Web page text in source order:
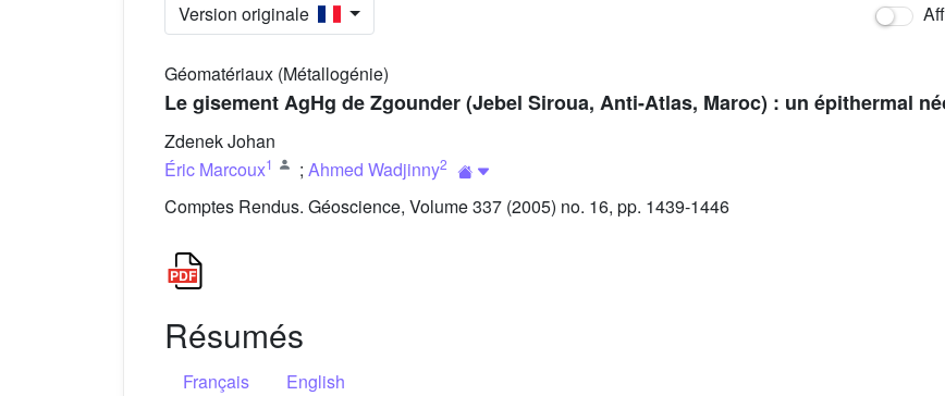
Version originale
Géomatériaux (Métallogénie)
Le gisement AgHg de Zgounder (Jebel Siroua, Anti-Atlas, Maroc) : un épithermal
Zdenek Johan
Éric Marcoux1 ; Ahmed Wadjinny2
Comptes Rendus. Géoscience, Volume 337 (2005) no. 16, pp. 1439-1446
Résumés
Français
English